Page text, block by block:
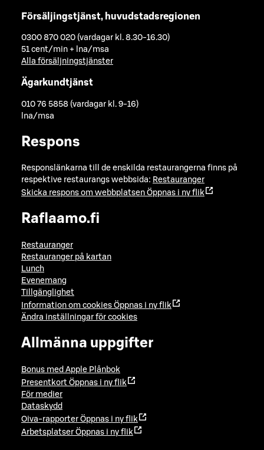
Försäljingstjänst, huvudstadsregionen
0300 870 020 (vardagar kl. 8.30-16.30)
51 cent/min + lna/msa
Alla försäljningstjänster
Ägarkundtjänst
010 76 5858 (vardagar kl. 9-16)
lna/msa
Respons
Responslänkarna till de enskilda restaurangerna finns på
respektive restaurangs webbsida: Restauranger
Skicka respons om webbplatsen Öppnas i ny flik
Raflaamo.fi
Restauranger
Restauranger på kartan
Lunch
Evenemang
Tillgänglighet
Information om cookies Öppnas i ny flik
Ändra inställningar för cookies
Allmänna uppgifter
Bonus med Apple Plånbok
Presentkort Öppnas i ny flik
För medier
Dataskydd
Oiva-rapporter Öppnas i ny flik
Arbetsplatser Öppnas i ny flik